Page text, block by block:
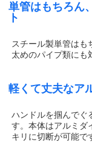
単管はもちろん
ト
スチール製単管はも
太めのパイプ類にも
軽くて丈夫なア
ハンドルを掴んでぐ
す。本体はアルミダ
キリに切断が可能で